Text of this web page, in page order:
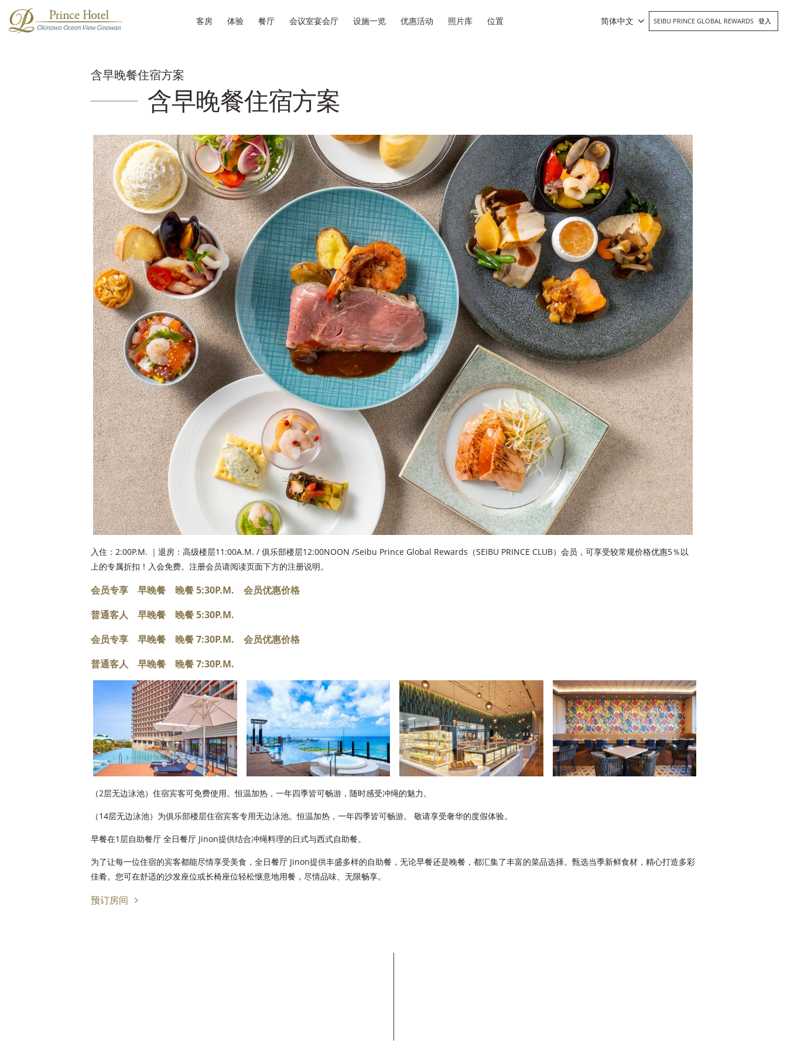
客房 体验 餐厅 会议室宴会厅 设施一览 优惠活动 照片库 位置 简体中文 SEIBU PRINCE GLOBAL REWARDS 登入
含早晚餐住宿方案
含早晚餐住宿方案
入住：2:00P.M. ｜退房：高级楼层11:00A.M. / 俱乐部楼层12:00NOON /Seibu Prince Global Rewards（SEIBU PRINCE CLUB）会员，可享受较常规价格优惠5％以
上的专属折扣！入会免费。注册会员请阅读页面下方的注册说明。
会员专享 早晚餐 晚餐 5:30P.M. 会员优惠价格
普通客人 早晚餐 晚餐 5:30P.M.
会员专享 早晚餐 晚餐 7:30P.M. 会员优惠价格
普通客人 早晚餐 晚餐 7:30P.M.
（2层无边泳池）住宿宾客可免费使用。恒温加热，一年四季皆可畅游，随时感受冲绳的魅力。
（14层无边泳池）为俱乐部楼层住宿宾客专用无边泳池。恒温加热，一年四季皆可畅游。 敬请享受奢华的度假体验。
早餐在1层自助餐厅 全日餐厅 Jinon提供结合冲绳料理的日式与西式自助餐。
为了让每一位住宿的宾客都能尽情享受美食，全日餐厅 Jinon提供丰盛多样的自助餐，无论早餐还是晚餐，都汇集了丰富的菜品选择。甄选当季新鲜食材，精心打造多彩
佳肴。您可在舒适的沙发座位或长椅座位轻松惬意地用餐，尽情品味、无限畅享。
预订房间